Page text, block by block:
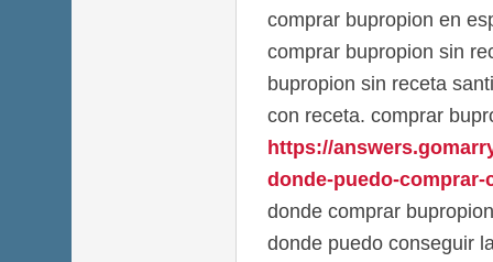
comprar bupropion en
comprar bupropion sin
bupropion sin receta
con receta. comprar
https://
donde-puedo-comprar-
donde comprar
donde puedo conseguir